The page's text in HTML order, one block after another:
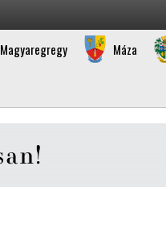
Magyaregregy Máza